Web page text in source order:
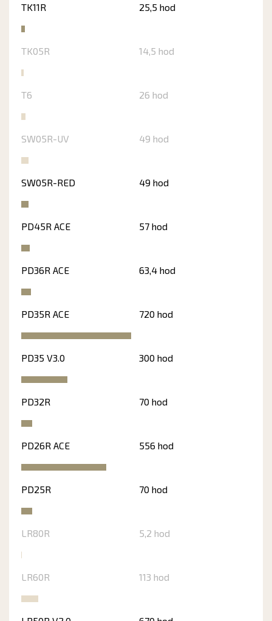
TK11R 25,5 hod
TK05R 14,5 hod
T6 26 hod
SW05R-UV 49 hod
SW05R-RED 49 hod
PD45R ACE 57 hod
PD36R ACE 63,4 hod
PD35R ACE 720 hod
PD35 V3.0 300 hod
PD32R 70 hod
PD26R ACE 556 hod
PD25R 70 hod
LR80R 5,2 hod
LR60R 113 hod